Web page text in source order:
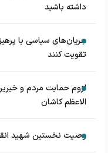
داشته باشید
جریان‌های سیاسی با
تقویت کنند
لزوم حمایت مردم و
الاعظم کاشان
وصیت نخستین شهید